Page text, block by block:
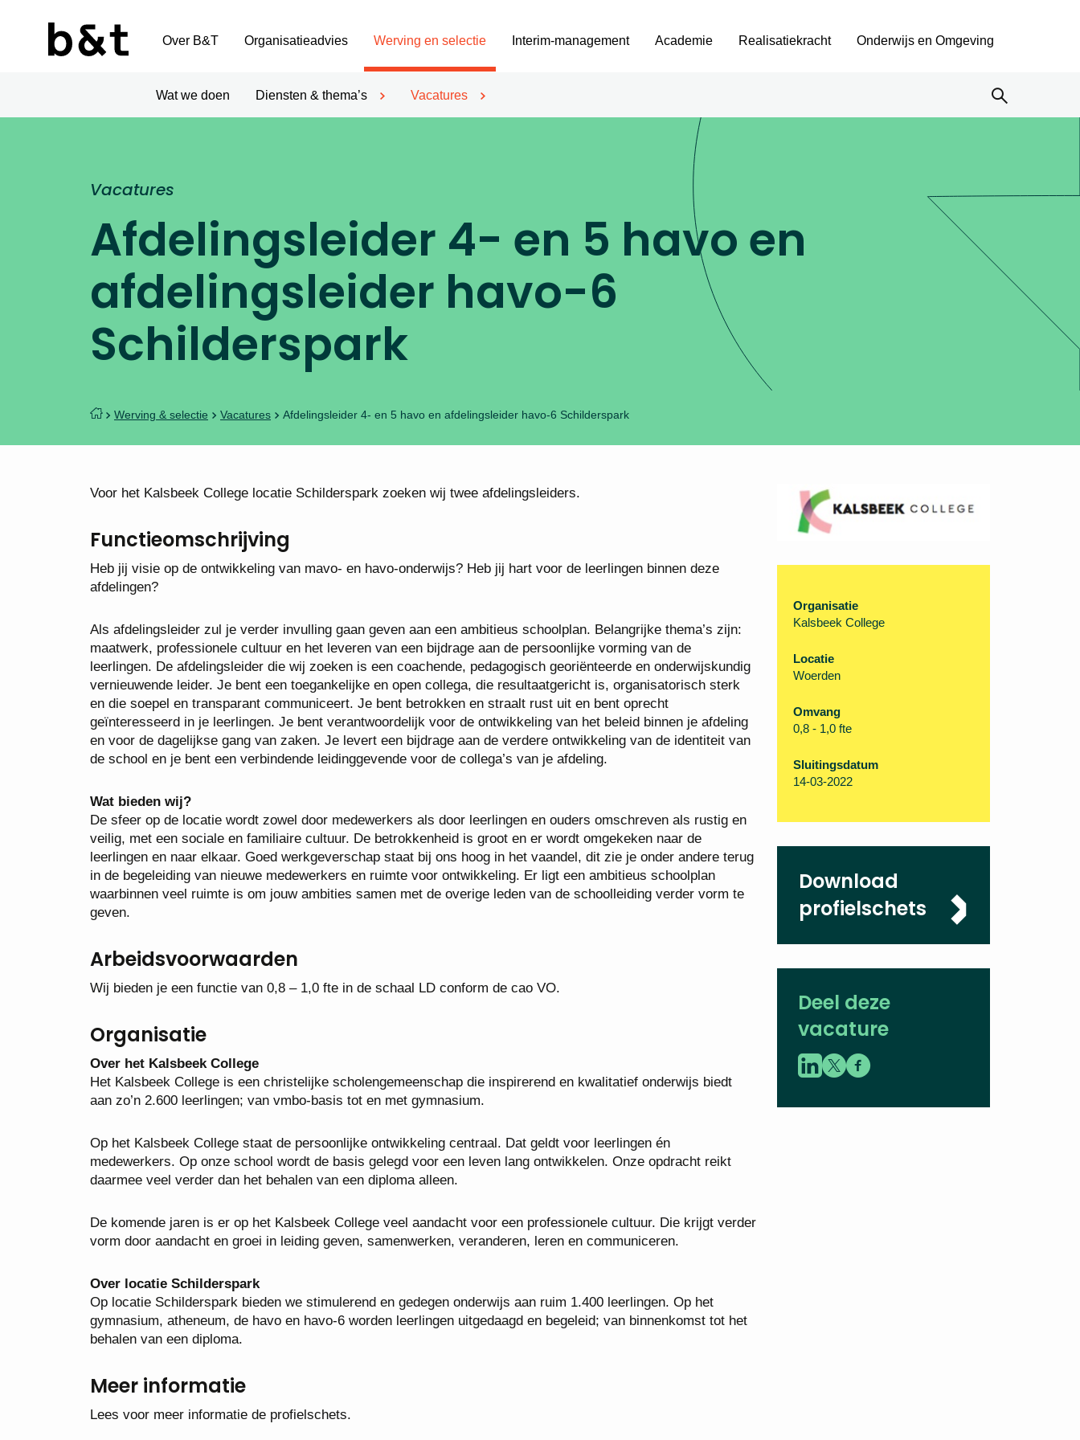
Over B&T Organisatieadvies Werving en selectie
Wat we doen Diensten & thema’s Vacatures
Interim-management Academie Realisatiekracht Onderwijs en Omgeving
Afdelingsleider 4- en 5 havo en
afdelingsleider havo-6
Schilderspark
Vacatures
Werving & selectie Vacatures Afdelingsleider 4- en 5 havo en afdelingsleider havo-6 Schilderspark
Voor het Kalsbeek College locatie Schilderspark zoeken wij twee afdelingsleiders.
Functieomschrijving
Heb jij visie op de ontwikkeling van mavo- en havo-onderwijs? Heb jij hart voor de leerlingen binnen deze
afdelingen?
Als afdelingsleider zul je verder invulling gaan geven aan een ambitieus schoolplan. Belangrijke thema’s zijn:
maatwerk, professionele cultuur en het leveren van een bijdrage aan de persoonlijke vorming van de
leerlingen. De afdelingsleider die wij zoeken is een coachende, pedagogisch georiënteerde en onderwijskundig
vernieuwende leider. Je bent een toegankelijke en open collega, die resultaatgericht is, organisatorisch sterk
en die soepel en transparant communiceert. Je bent betrokken en straalt rust uit en bent oprecht
geïnteresseerd in je leerlingen. Je bent verantwoordelijk voor de ontwikkeling van het beleid binnen je afdeling
en voor de dagelijkse gang van zaken. Je levert een bijdrage aan de verdere ontwikkeling van de identiteit van
de school en je bent een verbindende leidinggevende voor de collega’s van je afdeling.
Wat bieden wij?
De sfeer op de locatie wordt zowel door medewerkers als door leerlingen en ouders omschreven als rustig en
veilig, met een sociale en familiaire cultuur. De betrokkenheid is groot en er wordt omgekeken naar de
leerlingen en naar elkaar. Goed werkgeverschap staat bij ons hoog in het vaandel, dit zie je onder andere terug
in de begeleiding van nieuwe medewerkers en ruimte voor ontwikkeling. Er ligt een ambitieus schoolplan
waarbinnen veel ruimte is om jouw ambities samen met de overige leden van de schoolleiding verder vorm te
geven.
Arbeidsvoorwaarden
Wij bieden je een functie van 0,8 – 1,0 fte in de schaal LD conform de cao VO.
Organisatie
Over het Kalsbeek College
Het Kalsbeek College is een christelijke scholengemeenschap die inspirerend en kwalitatief onderwijs biedt
aan zo’n 2.600 leerlingen; van vmbo-basis tot en met gymnasium.
Op het Kalsbeek College staat de persoonlijke ontwikkeling centraal. Dat geldt voor leerlingen én
medewerkers. Op onze school wordt de basis gelegd voor een leven lang ontwikkelen. Onze opdracht reikt
daarmee veel verder dan het behalen van een diploma alleen.
De komende jaren is er op het Kalsbeek College veel aandacht voor een professionele cultuur. Die krijgt verder
vorm door aandacht en groei in leiding geven, samenwerken, veranderen, leren en communiceren.
Over locatie Schilderspark
Op locatie Schilderspark bieden we stimulerend en gedegen onderwijs aan ruim 1.400 leerlingen. Op het
gymnasium, atheneum, de havo en havo-6 worden leerlingen uitgedaagd en begeleid; van binnenkomst tot het
behalen van een diploma.
Meer informatie
Lees voor meer informatie de profielschets.
Organisatie
Kalsbeek College
Locatie
Woerden
Omvang
0,8 - 1,0 fte
Sluitingsdatum
14-03-2022
Download
profielschets
Deel deze
vacature